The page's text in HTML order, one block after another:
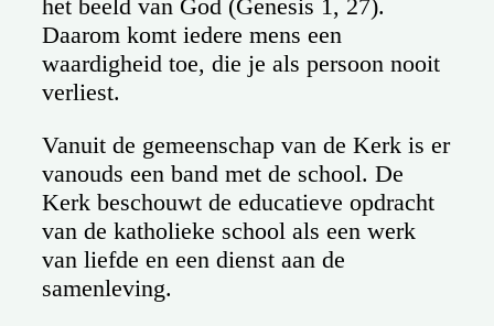
het beeld van God (Genesis 1, 27).
Daarom komt iedere mens een
waardigheid toe, die je als persoon nooit
verliest.
Vanuit de gemeenschap van de Kerk is er
vanouds een band met de school. De
Kerk beschouwt de educatieve opdracht
van de katholieke school als een werk
van liefde en een dienst aan de
samenleving.